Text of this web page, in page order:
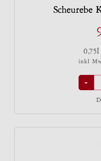
Scheurebe
inkl
-